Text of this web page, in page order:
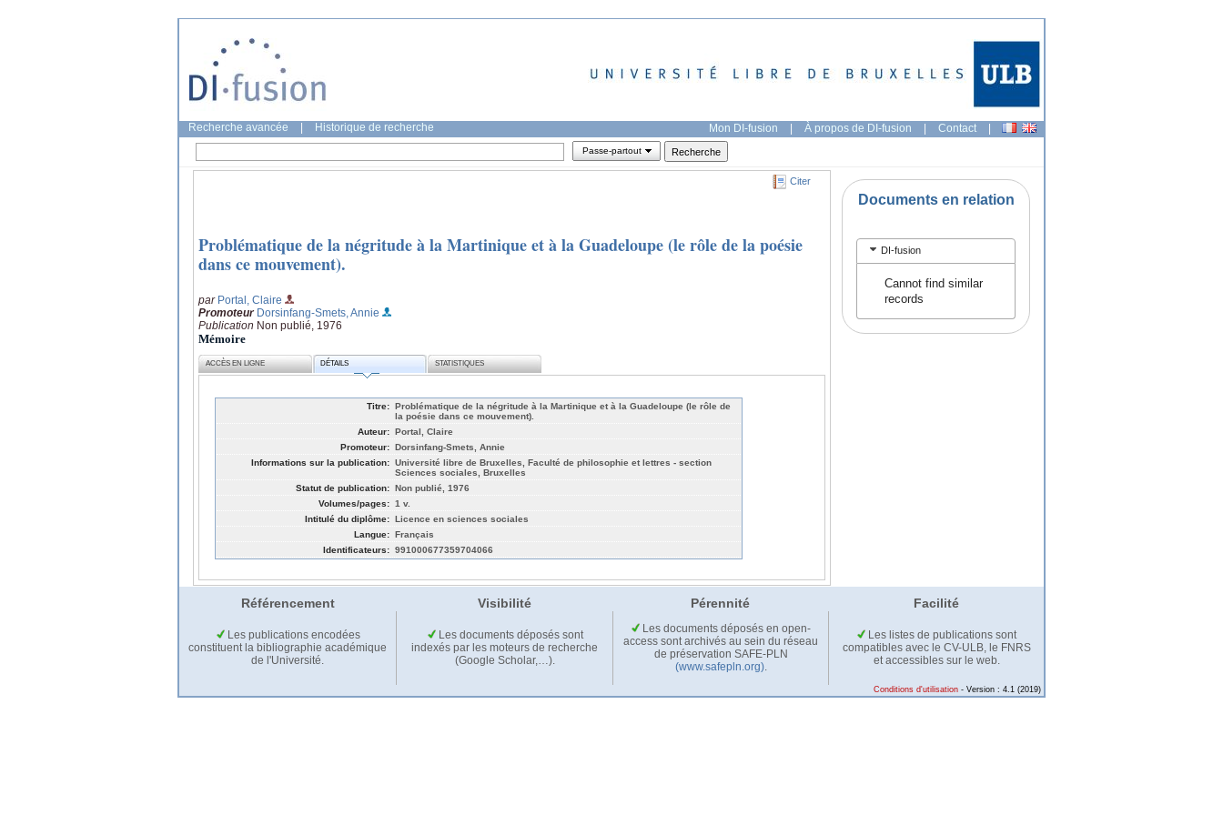
Recherche avancée Historique de recherche Mon DI-fusion | À propos de DI-fusion | Contact |
Passe-partout
Citer
Problématique de la négritude à la Martinique et à la Guadeloupe (le rôle de la poésie
dans ce mouvement).
par Portal, Claire
Promoteur Dorsinfang-Smets, Annie
Publication Non publié, 1976
Mémoire
ACCÈS EN LIGNE DÉTAILS STATISTIQUES
Titre: Problématique de la négritude à la Martinique et à la Guadeloupe (le rôle de
la poésie dans ce mouvement).
Auteur: Portal, Claire
Promoteur: Dorsinfang-Smets, Annie
Informations sur la publication: Université libre de Bruxelles, Faculté de philosophie et lettres - section
Sciences sociales, Bruxelles
Statut de publication: Non publié, 1976
Volumes/pages: 1 v.
Intitulé du diplôme: Licence en sciences sociales
Langue: Français
Identificateurs: 991000677359704066
Documents en relation
DI-fusion
Cannot find similar
records
Référencement Visibilité Pérennité Facilité
Les publications encodées
constituent la bibliographie académique
de l'Université.
Les documents déposés sont
indexés par les moteurs de recherche
(Google Scholar,…).
Les documents déposés en open-
access sont archivés au sein du réseau
de préservation SAFE-PLN
(www.safepln.org).
Les listes de publications sont
compatibles avec le CV-ULB, le FNRS
et accessibles sur le web.
Conditions d'utilisation - Version : 4.1 (2019)